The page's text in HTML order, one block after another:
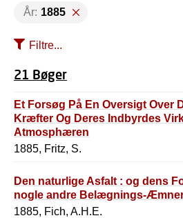
År: 1885
Filtre...
21 Bøger
Et Forsøg På En Oversigt Over
Kræfter Og Deres Indbyrdes
Atmosphæren
1885, Fritz, S.
Den naturlige Asfalt : og dens
nogle andre Belægnings-
1885, Fich, A.H.E.